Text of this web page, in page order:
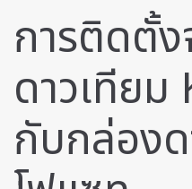
การติดตั้ง
ดาวเทีย
กับกล่อง